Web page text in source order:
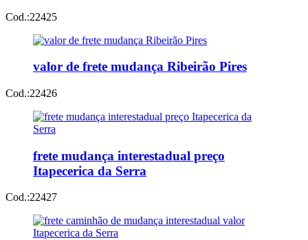
Cod.:22425
valor de frete mudança Ribeirão Pires
Cod.:22426
frete mudança interestadual preço
Itapecerica da Serra
Cod.:22427